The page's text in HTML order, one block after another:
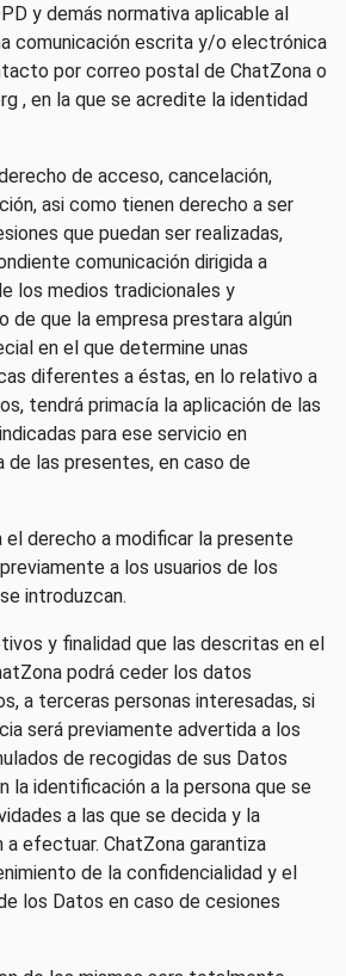
y demás normativa aplicable al
comunicación escrita y/o electrónica
por correo postal de ChatZona o
, en la que se acredite la identidad
de acceso, cancelación,
asi como tienen derecho a ser
que puedan ser realizadas,
comunicación dirigida a
los medios tradicionales y
de que la empresa prestara algún
en el que determine unas
diferentes a éstas, en lo relativo a
tendrá primacía la aplicación de las
para ese servicio en
de las presentes, en caso de
el derecho a modificar la presente
a los usuarios de los
introduzcan.
y finalidad que las descritas en el
podrá ceder los datos
a terceras personas interesadas, si
será previamente advertida a los
de recogidas de sus Datos
la identificación a la persona que se
a las que se decida y la
a efectuar. ChatZona garantiza
de la confidencialidad y el
los Datos en caso de cesiones